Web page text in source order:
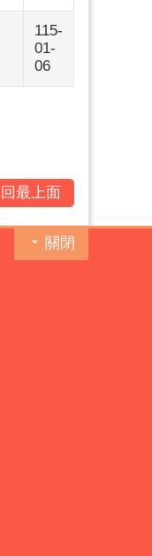
115-
01-
06
回最上面
關閉